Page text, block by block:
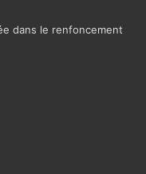
dans le renfoncement